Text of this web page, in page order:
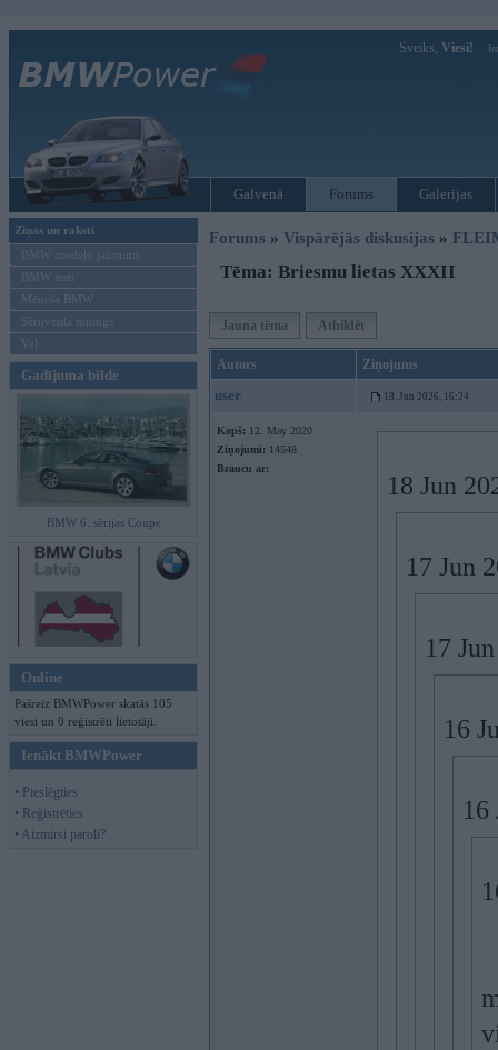
Sveiks, Viesi!
Galvenā Forums Galerijas
Ziņas un raksti
BMW modeļu jaunumi
BMW testi
Mēneša BMW
Sērijveida tūnings
Vel...
Gadījuma bilde
BMW 6. sērijas Coupe
Online
Pašreiz BMWPower skatās 105
viesi un 0 reģistrēti lietotāji.
Ienākt BMWPower
• Pieslēgties
• Reģistrēties
• Aizmirsi paroli?
Forums » Vispārējās diskusijas »
Tēma: Briesmu lietas XXXII
Jauna tēma Atbildēt
Autors Ziņojums
user 18. Jun 2026, 16:24
Kopš: 12. May 2020
Ziņojumi: 14548
Braucu ar:
18 Jun
17 Jun
17
16
16